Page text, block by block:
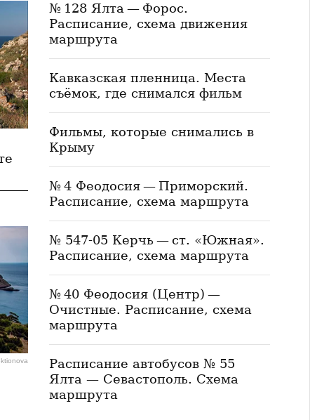
№ 128 Ялта — Форос.
Расписание, схема движения
маршрута
Кавказская пленница. Места
съёмок, где снимался фильм
Фильмы, которые снимались в
Крыму
№ 4 Феодосия — Приморский.
Расписание, схема маршрута
№ 547-05 Керчь — ст. «Южная».
Расписание, схема маршрута
№ 40 Феодосия (Центр) —
Очистные. Расписание, схема
маршрута
Расписание автобусов № 55
Ялта — Севастополь. Схема
маршрута